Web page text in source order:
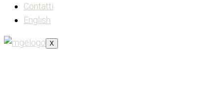
Contatti
English
X